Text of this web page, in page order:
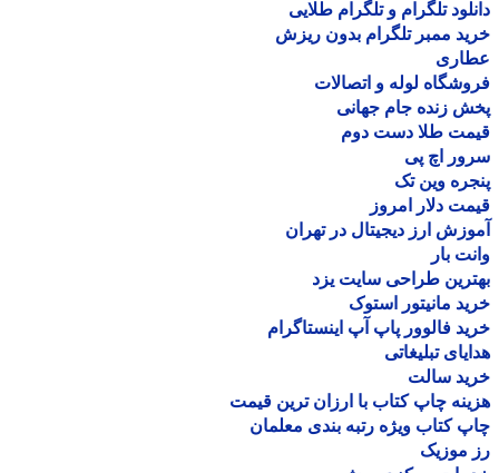
تلگرام و تلگرام طلایی
ممبر تلگرام بدون ریزش
لوله و اتصالات
زنده جام جهانی
طلا دست دوم
اچ پی
وین تک
دلار امروز
ارز دیجیتال در تهران
بار
طراحی سایت یزد
مانیتور استوک
فالوور پاپ آپ اینستاگرام
تبلیغاتی
سالت
چاپ کتاب با ارزان ترین قیمت
کتاب ویژه رتبه بندی معلمان
موزیک